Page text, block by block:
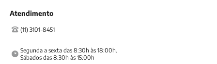
Atendimento
(11) 3101-8451
Segunda a sexta das 8:30h às 18:00h.
Sábados das 8:30h às 15:00h